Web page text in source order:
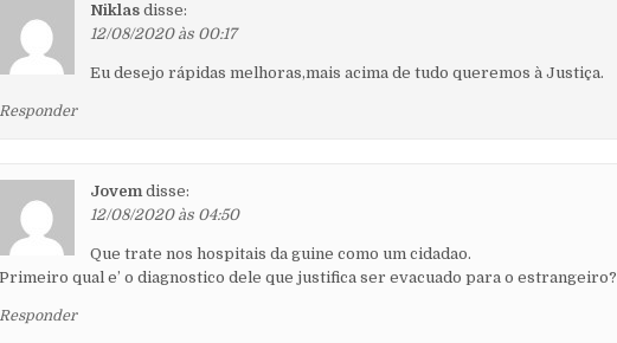
Niklas disse:
12/08/2020 às 00:17
Eu desejo rápidas melhoras,mais acima de tudo queremos à Justiça.
Responder
Jovem disse:
12/08/2020 às 04:50
Que trate nos hospitais da guine como um cidadao.
Primeiro qual e’ o diagnostico dele que justifica ser evacuado para o estrangeiro?
Responder